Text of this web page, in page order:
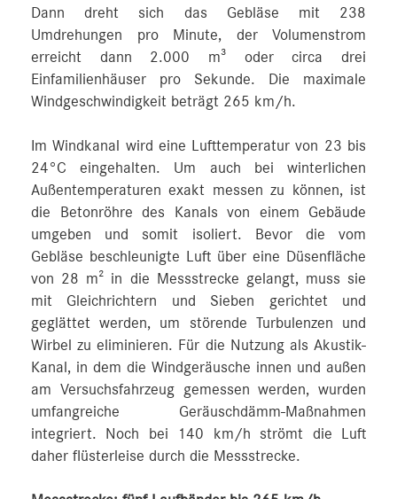
Dann dreht sich das Gebläse mit 238
Umdrehungen pro Minute, der Volumenstrom
erreicht dann 2.000 m³ oder circa drei
Einfamilienhäuser pro Sekunde. Die maximale
Windgeschwindigkeit beträgt 265 km/h.
Im Windkanal wird eine Lufttemperatur von 23 bis
24°C eingehalten. Um auch bei winterlichen
Außentemperaturen exakt messen zu können, ist
die Betonröhre des Kanals von einem Gebäude
umgeben und somit isoliert. Bevor die vom
Gebläse beschleunigte Luft über eine Düsenfläche
von 28 m² in die Messstrecke gelangt, muss sie
mit Gleichrichtern und Sieben gerichtet und
geglättet werden, um störende Turbulenzen und
Wirbel zu eliminieren. Für die Nutzung als Akustik-
Kanal, in dem die Windgeräusche innen und außen
am Versuchsfahrzeug gemessen werden, wurden
umfangreiche Geräuschdämm-Maßnahmen
integriert. Noch bei 140 km/h strömt die Luft
daher flüsterleise durch die Messstrecke.